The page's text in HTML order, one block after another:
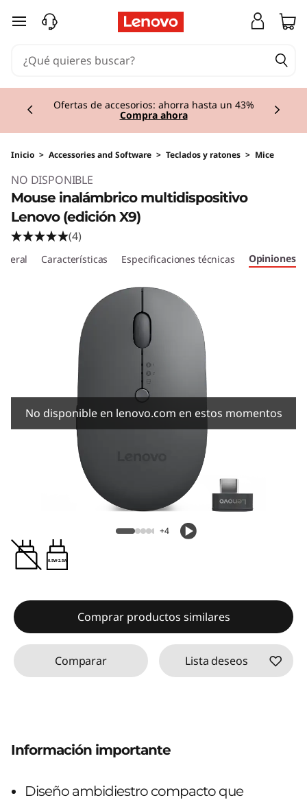
Ir al contenido principal
Ofertas de accesorios: ahorra hasta un 43%
Compra ahora
Inicio > Accessories and Software > Teclados y ratones > Mice
NO DISPONIBLE
Mouse inalámbrico multidispositivo
Lenovo (edición X9)
(4)
Características Especificaciones técnicas Opiniones
No disponible en lenovo.com en estos momentos
+4
0.5W-2.5W
Comprar productos similares
Comparar Lista deseos
Información importante
Diseño ambidiestro compacto que